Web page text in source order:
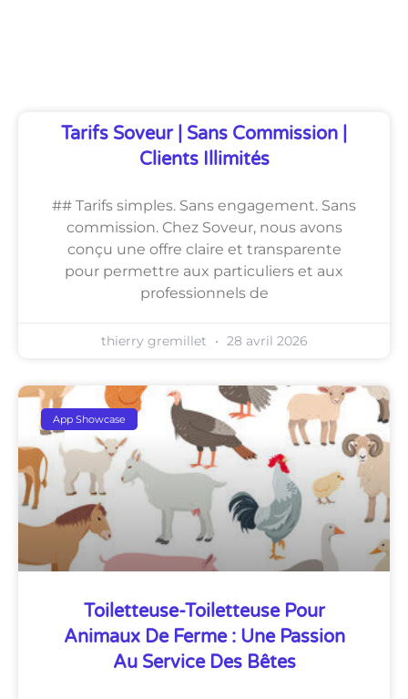
Tarifs Soveur | Sans Commission |
Clients Illimités
## Tarifs simples. Sans engagement. Sans
commission. Chez Soveur, nous avons
conçu une offre claire et transparente
pour permettre aux particuliers et aux
professionnels de
thierry gremillet 28 avril 2026
App Showcase
Toiletteuse-Toiletteuse Pour
Animaux De Ferme : Une Passion
Au Service Des Bêtes